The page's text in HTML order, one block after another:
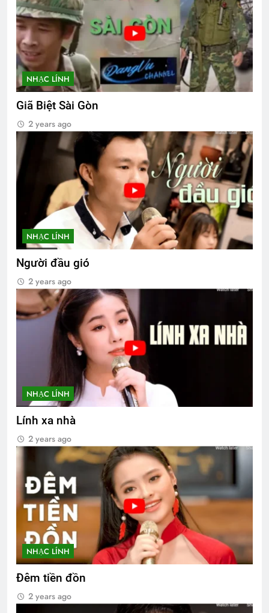
NHẠC LÍNH
Giã Biệt Sài Gòn
2 years ago
NHẠC LÍNH
Người đầu gió
2 years ago
NHẠC LÍNH
Lính xa nhà
2 years ago
NHẠC LÍNH
Đêm tiền đồn
2 years ago